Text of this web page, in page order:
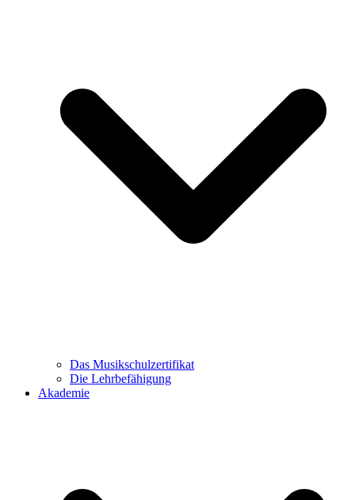
Das Musikschulzertifikat
Die Lehrbefähigung
Akademie